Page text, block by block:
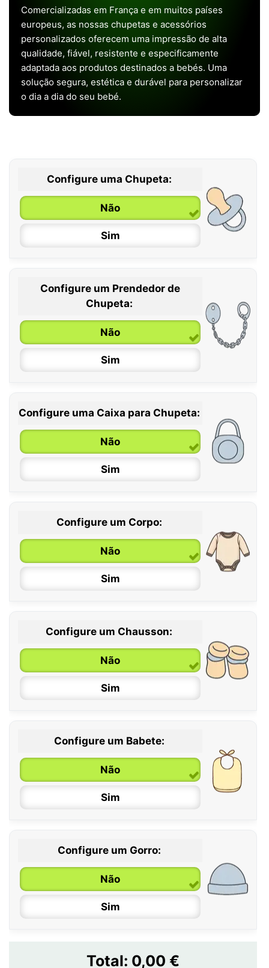
Comercializadas em França e em muitos países
europeus, as nossas chupetas e acessórios
personalizados oferecem uma impressão de alta
qualidade, fiável, resistente e especificamente
adaptada aos produtos destinados a bebés. Uma
solução segura, estética e durável para personalizar
o dia a dia do seu bebé.
Configure uma Chupeta:
Não
Sim
0 / 6 meses
6 / 36 meses
Configure um Prendedor de
Chupeta:
Não
Sim
Configure uma Caixa para Chupeta:
Não
Sim
Configure um Corpo:
Não
Sim
0 / 6 meses
6 / 12 meses
12 / 18 meses
Configure um Chausson:
Não
Sim
Configure um Babete:
Não
Sim
Configure um Gorro:
Não
Sim
Total: 0,00 €